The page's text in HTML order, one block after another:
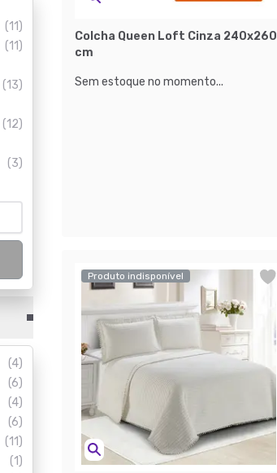
(11)
(11)
(13)
(12)
(3)
(4)
(6)
(4)
(6)
(11)
(1)
Colcha Queen Loft Cinza 240x260
cm
Sem estoque no momento...
Produto indisponível